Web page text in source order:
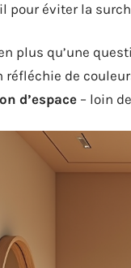
pour éviter la
plus qu’une
réfléchie de
d’espace – loin